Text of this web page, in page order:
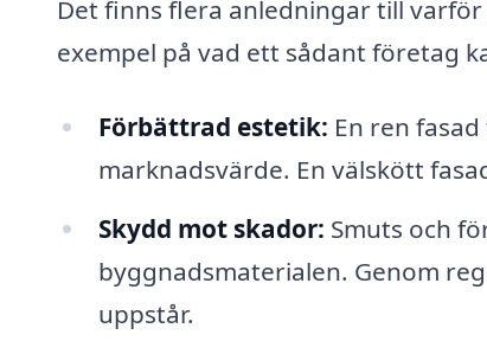
Det finns flera anledningar till
exempel på vad ett sådant företag
Förbättrad estetik: En ren
marknadsvärde. En välskött
Skydd mot skador: Smuts och
byggnadsmaterialen. Genom
uppstår.